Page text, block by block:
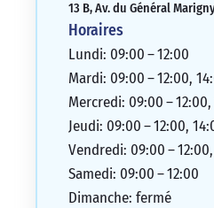
13 B, Av. du Général
Horaires
Lundi: 09:00 – 12:00
Mardi: 09:00 – 12:00,
Mercredi: 09:00 – 12:00,
Jeudi: 09:00 – 12:00,
Vendredi: 09:00 –
Samedi: 09:00 – 12:00
Dimanche: fermé